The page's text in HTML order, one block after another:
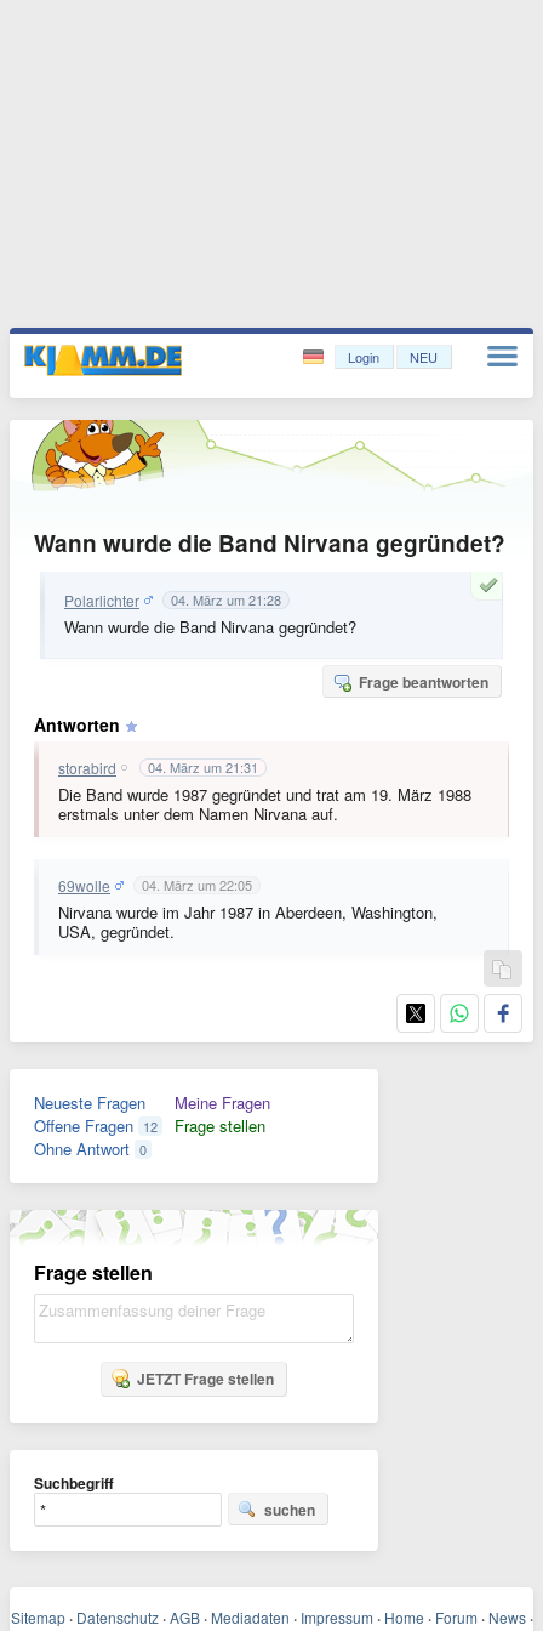
Login NEU
Wann wurde die Band Nirvana gegründet?
Polarlichter 04. März um 21:28
Wann wurde die Band Nirvana gegründet?
Frage beantworten
Antworten
storabird 04. März um 21:31
Die Band wurde 1987 gegründet und trat am 19. März 1988
erstmals unter dem Namen Nirvana auf.
69wolle 04. März um 22:05
Nirvana wurde im Jahr 1987 in Aberdeen, Washington,
USA, gegründet.
Neueste Fragen
Offene Fragen 12
Ohne Antwort 0
Meine Fragen
Frage stellen
Frage stellen
JETZT Frage stellen
Suchbegriff
suchen
Sitemap · Datenschutz · AGB · Mediadaten · Impressum · Home · Forum · News ·